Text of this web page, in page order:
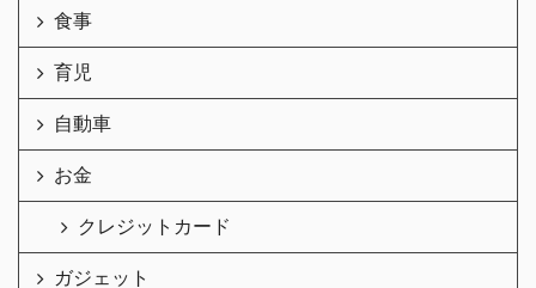
食事
育児
自動車
お金
クレジットカード
ガジェット